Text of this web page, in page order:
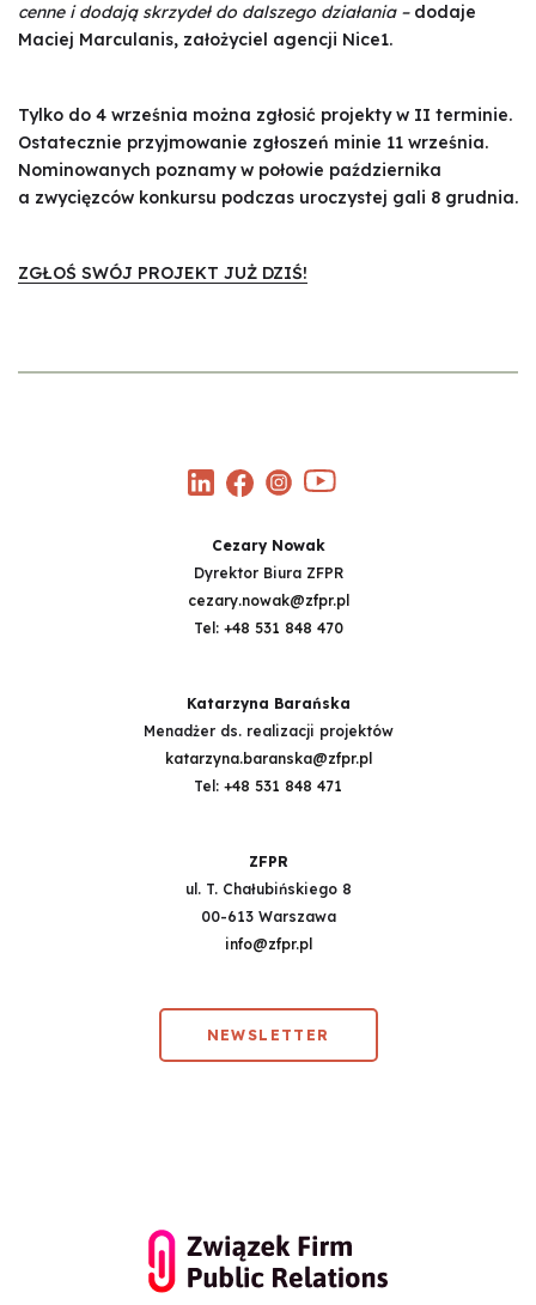
cenne i dodają skrzydeł do dalszego działania – dodaje
Maciej Marculanis, założyciel agencji Nice1.
Tylko do 4 września można zgłosić projekty w II terminie.
Ostatecznie przyjmowanie zgłoszeń minie 11 września.
Nominowanych poznamy w połowie października
a zwycięzców konkursu podczas uroczystej gali 8 grudnia.
ZGŁOŚ SWÓJ PROJEKT JUŻ DZIŚ!
Cezary Nowak
Dyrektor Biura ZFPR
cezary.nowak@zfpr.pl
Tel: +48 531 848 470
Katarzyna Barańska
Menadżer ds. realizacji projektów
katarzyna.baranska@zfpr.pl
Tel: +48 531 848 471
ZFPR
ul. T. Chałubińskiego 8
00-613 Warszawa
info@zfpr.pl
NEWSLETTER